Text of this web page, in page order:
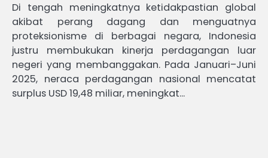
Di tengah meningkatnya ketidakpastian global
akibat perang dagang dan menguatnya
proteksionisme di berbagai negara, Indonesia
justru membukukan kinerja perdagangan luar
negeri yang membanggakan. Pada Januari–Juni
2025, neraca perdagangan nasional mencatat
surplus USD 19,48 miliar, meningkat…